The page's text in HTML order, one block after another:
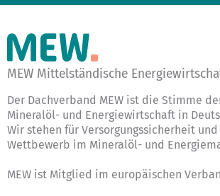
MEW Mittelständische
Der Dachverband MEW ist die Stimme
Mineralöl- und Energiewirtschaft in
Wir stehen für Versorgungssicherheit
Wettbewerb im Mineralöl- und
MEW ist Mitglied im europäischen